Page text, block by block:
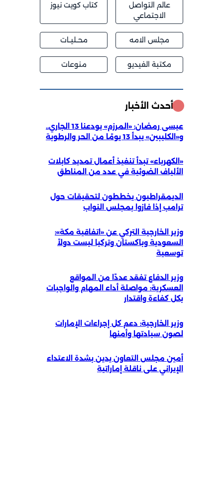
عالم التواصل
الاجتماعي
كتاب كويت نيوز
مجلس الامه محــليــات
مكتبة الفيديو منوعات
أحدث الأخبار
عيسى رمضان: «المرزم» يودعنا 13 الجاري..
و«الكليبين» يبدأ 13 يومًا من الحر والرطوبة
«الكهرباء» تبدأ تنفيذ أعمال تمديد كابلات
الألياف الضوئية في عدد من المناطق
الديمقراطيون يخططون لتحقيقات حول
ترامب إذا فازوا بمجلس النواب
وزير الخارجية التركي عن «اتفاقية مكة»:
السعودية وباكستان وتركيا ليست دولاً
توسعية
وزير الدفاع تفقد عددًا من المواقع
العسكرية: مواصلة أداء المهام والواجبات
بكل كفاءة واقتدار
وزير الخارجية: دعم كل إجراءات الإمارات
لصون سيادتها وأمنها
أمين مجلس التعاون يدين بشدة الاعتداء
الإيراني على ناقلة إماراتية